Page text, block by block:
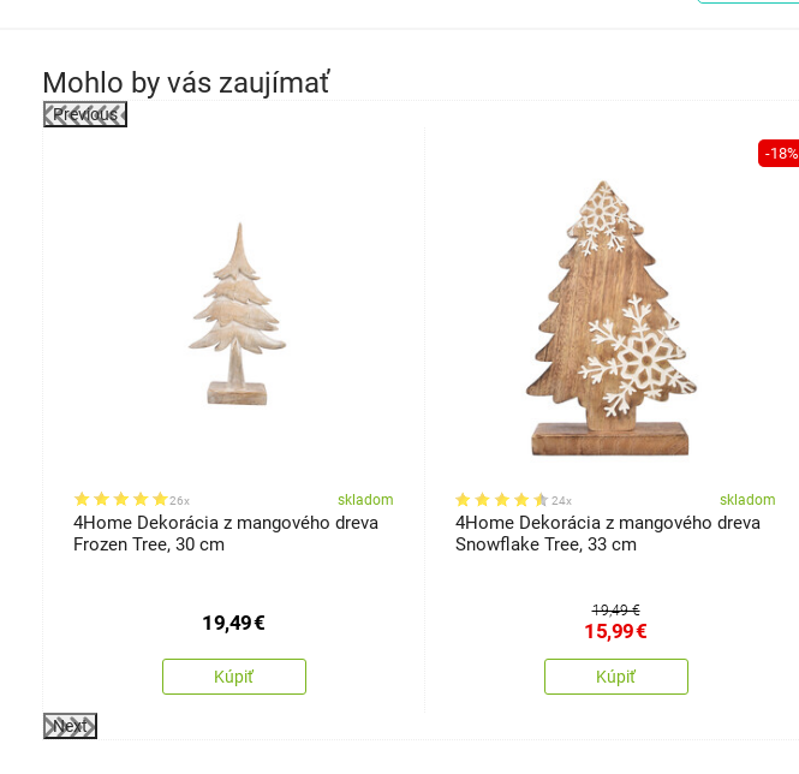
Mohlo by vás zaujímať
Previous
26x skladom
4Home Dekorácia z mangového dreva
Frozen Tree, 30 cm
19,49€
Kúpiť
-18%
24x skladom
4Home Dekorácia z mangového dreva
Snowflake Tree, 33 cm
19,49 €
15,99€
Kúpiť
Next